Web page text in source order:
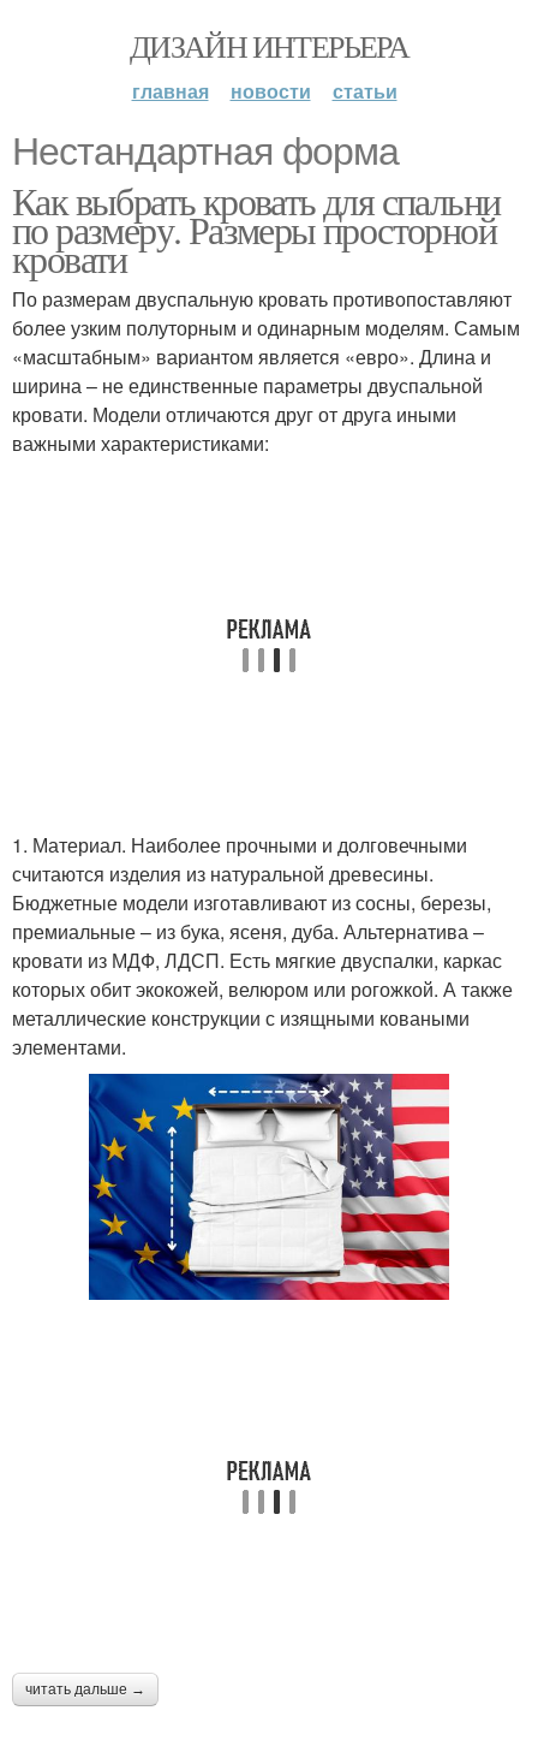
ДИЗАЙН ИНТЕРЬЕРА
главная новости статьи
Нестандартная форма
Как выбрать кровать для спальни
по размеру. Размеры просторной
кровати
По размерам двуспальную кровать противопоставляют
более узким полуторным и одинарным моделям. Самым
«масштабным» вариантом является «евро». Длина и
ширина – не единственные параметры двуспальной
кровати. Модели отличаются друг от друга иными
важными характеристиками:
1. Материал. Наиболее прочными и долговечными
считаются изделия из натуральной древесины.
Бюджетные модели изготавливают из сосны, березы,
премиальные – из бука, ясеня, дуба. Альтернатива –
кровати из МДФ, ЛДСП. Есть мягкие двуспалки, каркас
которых обит экокожей, велюром или рогожкой. А также
металлические конструкции с изящными коваными
элементами.
читать дальше →